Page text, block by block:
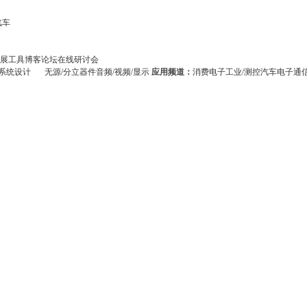
车
工具博客论坛在线研讨会
统设计
无源/分立器件音频/视频/显示 应用频道： 消费电子工业/测控汽车电子通